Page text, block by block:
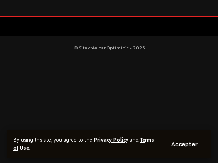
By using this site, you agree to the Privacy Policy andTerms
of Use. Accepter
© Site crée par Optimipic - 2025